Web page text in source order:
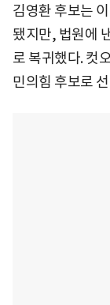
김영환 후보는
됐지만, 법원에
로 복귀했다. 컷
민의힘 후보로